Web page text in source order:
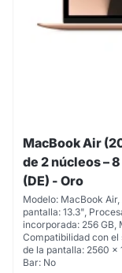
MacBook Air
de 2 núcleos – 8
(DE) - Oro
Modelo: MacBook
pantalla: 13.3",
incorporada: 256 GB,
Compatibilidad con
de la pantalla: 2560 x
Bar: No